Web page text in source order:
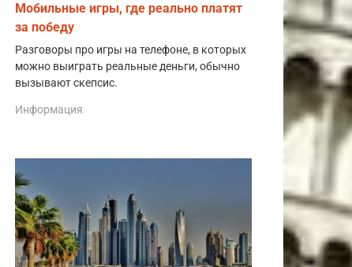
Мобильные игры, где реально платят
за победу
Разговоры про игры на телефоне, в которых
можно выиграть реальные деньги, обычно
вызывают скепсис.
Информация